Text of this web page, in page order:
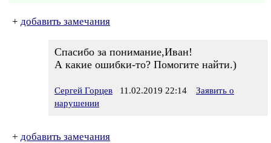
+ добавить замечания
Спасибо за понимание,Иван!
А какие ошибки-то? Помогите найти.)
Сергей Горцев 11.02.2019 22:14
Заявить о
нарушении
+ добавить замечания